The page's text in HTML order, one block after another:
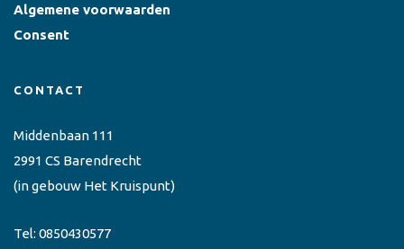
Algemene voorwaarden
Consent
CONTACT
Middenbaan 111
2991 CS Barendrecht
(in gebouw Het Kruispunt)
Tel: 0850430577